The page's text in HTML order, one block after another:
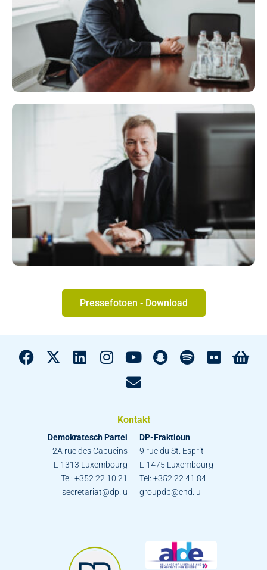
Pressefotoen - Download
Kontakt
Demokratesch Partei
2A rue des Capucins
L-1313 Luxembourg
Tel: +352 22 10 21
secretariat@dp.lu
DP-Fraktioun
9 rue du St. Esprit
L-1475 Luxembourg
Tel: +352 22 41 84
groupdp@chd.lu